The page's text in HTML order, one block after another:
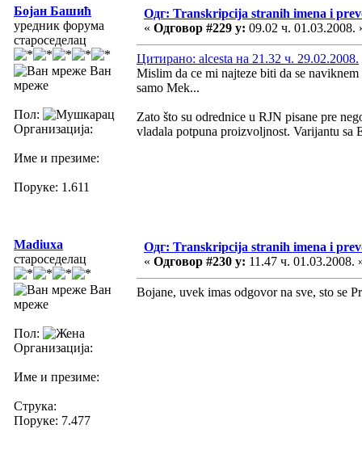
Бојан Башић
уредник форума
староседелац
Ван
мреже
Пол:
Организација:
Име и презиме:
Поруке: 1.611
Одг: Transkripcija stranih imena i
« Одговор #229 у: 09.02 ч. 01.03.2008.
Цитирано: alcesta на 21.32 ч. 29.02.2008.
Mislim da ce mi najteze biti da se
samo Mek...
Zato što su odrednice u RJN pisane pre
vladala potpuna proizvoljnost. Varijantu sa
Madiuxa
староседелац
Ван
мреже
Пол:
Организација:
Име и презиме:
Струка:
Поруке: 7.477
Одг: Transkripcija stranih imena i
« Одговор #230 у: 11.47 ч. 01.03.2008.
Bojane, uvek imas odgovor na sve, sto se